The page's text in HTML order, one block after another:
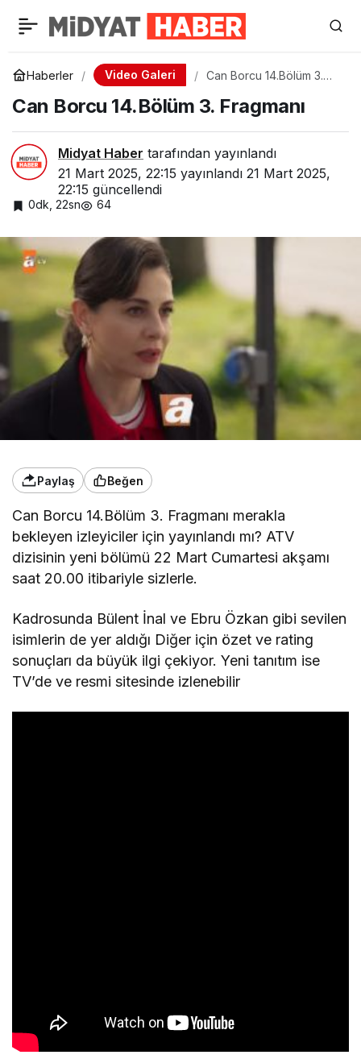
Haberler Video Galeri
Can Borcu 14.Bölüm 3.
Can Borcu 14.Bölüm 3. Fragmanı
Midyat Haber tarafından yayınlandı
21 Mart 2025, 22:15 yayınlandı 21 Mart 2025,
22:15 güncellendi
0dk, 22sn 64
Paylaş Beğen
Can Borcu 14.Bölüm 3. Fragmanı merakla
bekleyen izleyiciler için yayınlandı mı? ATV
dizisinin yeni bölümü 22 Mart Cumartesi akşamı
saat 20.00 itibariyle sizlerle.
Kadrosunda Bülent İnal ve Ebru Özkan gibi sevilen
isimlerin de yer aldığı Diğer için özet ve rating
sonuçları da büyük ilgi çekiyor. Yeni tanıtım ise
TV’de ve resmi sitesinde izlenebilir